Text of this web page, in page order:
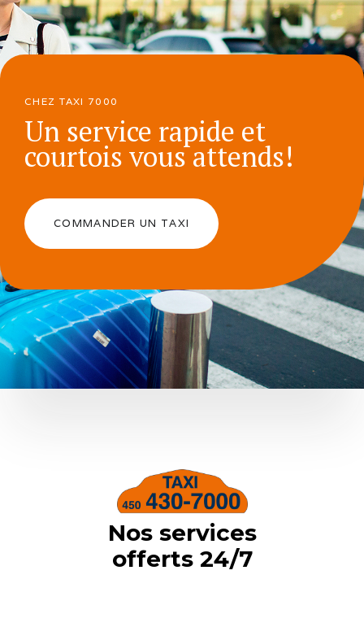
CHEZ TAXI 7000
Un service rapide et
courtois vous attends!
COMMANDER UN TAXI
Nos services
offerts 24/7